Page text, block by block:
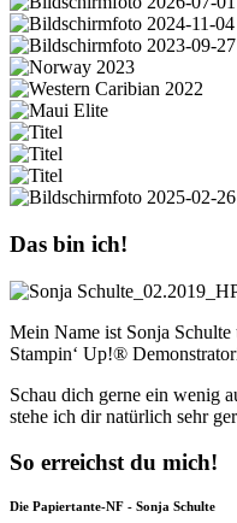
Das bin ich!
Mein Name ist Sonja
Stampin‘ Up!®
Schau dich gerne ein wenig
stehe ich dir natürlich sehr
So erreichst du mich!
Die Papiertante-NF - Sonja Schulte